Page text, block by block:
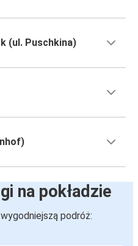
(ul. Puschkina)
na pokładzie
podróż: